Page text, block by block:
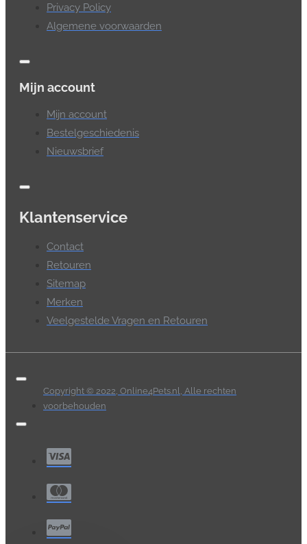
Privacy Policy
Algemene voorwaarden
Mijn account
Mijn account
Bestelgeschiedenis
Nieuwsbrief
Klantenservice
Contact
Retouren
Sitemap
Merken
Veelgestelde Vragen en Retouren
Copyright © 2022, Online4Pets.nl, Alle rechten
voorbehouden